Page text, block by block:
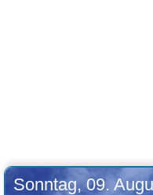
Sonntag, 09.